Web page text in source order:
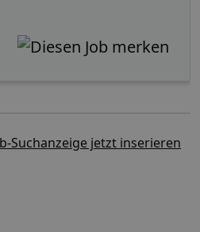
Suchanzeige jetzt inserieren